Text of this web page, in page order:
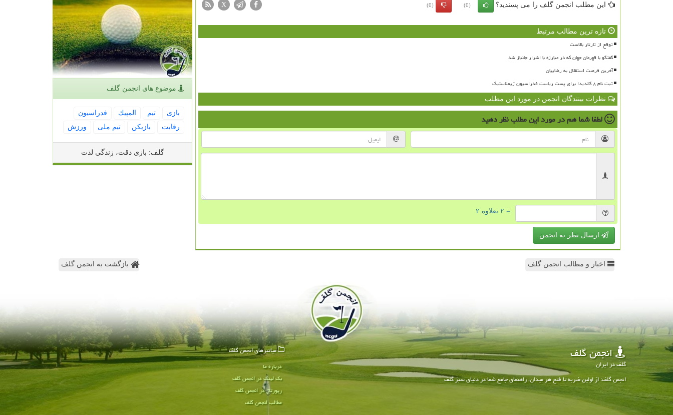
این مطلب انجمن گلف را می پسندید؟ (0)
(0)
X
تازه ترین مطالب مرتبط
توقع از تارتار بالاست
گفتگو با قهرمان جهان که در مبارزه با اشرار جانباز شد
آخرین فرصت استقلال به رضاییان
ثبت نام ۸ کاندیدا برای پست ریاست فدراسیون ژیمناستیک
نظرات بینندگان انجمن در مورد این مطلب
لطفا شما همدر مورد این مطلبنظر دهید
= ۲ بعلاوه ۲
ارسال نظر به انجمن
موضوع های انجمن گلف
بازی تیم المپیك
فدراسیون
رقابت
بازیكن تیم ملی ورزش
گلف: بازی دقت، زندگی لذت
اخبار و مطالب انجمن گلف بازگشت به انجمن گلف
انجمن گلف
گلف در ایران
انجمن گلف: از اولین ضربه تا فتح هر میدان، راهنمای جامع شما در دنیای سبز گلف
میانبرهای انجمن گلف
درباره ما
بک لینک در انجمن گلف
رپورتاژ در انجمن گلف
مطالب انجمن گلف